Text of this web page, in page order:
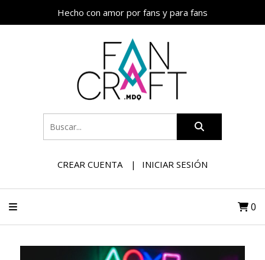
Hecho con amor por fans y para fans
CREAR CUENTA INICIAR SESIÓN
0